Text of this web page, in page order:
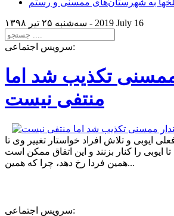
به شهرستان‌های ممسنی و رستم
سه‌شنبه ۲۵ تير ۱۳۹۸ - 2019 July 16
سرویس اجتماعی:
ممسنی تکذیب شد اما
منتفی نیست
ایوبی و تلاش افراد خواستار تغییر وی تا
ایوبی را کنار بزنند و این اتفاق ممکن است
همین فردا رخ دهد، چرا که همین...
سرویس اجتماعی: